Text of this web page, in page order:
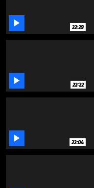
 22:29
 22:22
 22:04